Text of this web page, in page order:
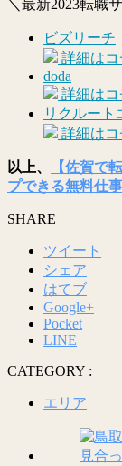
＼最新2023転職
ビズリーチ
詳細はコ
doda
詳細はコ
リクルート
詳細はコ
以上、
【佐賀で
プできる無料仕
SHARE
ツイート
シェア
はてブ
Google+
Pocket
LINE
CATEGORY :
エリア